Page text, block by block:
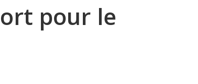
pour le